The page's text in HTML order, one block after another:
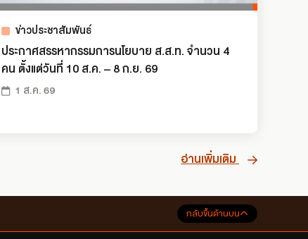
ข่าวประชาสัมพันธ์
ประกาศสรรหากรรมการนโยบาย ส.ส.ท. จำนวน 4
คน ตั้งแต่วันที่ 10 ส.ค. – 8 ก.ย. 69
1 ส.ค. 69
อ่านเพิ่มเติม
กลับขึ้นด้านบน